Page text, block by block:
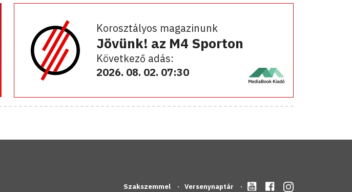
Korosztályos magazinunk
Jövünk! az M4 Sporton
Következő adás:
2026. 08. 02. 07:30
Szakszemmel Versenynaptár